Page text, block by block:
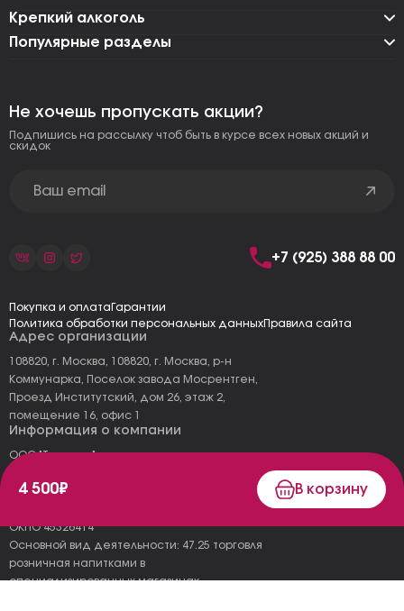
4 500₽ В корзину
Крепкий алкоголь
Популярные разделы
Адрес организации
108820, г. Москва, 108820, г. Москва, р-н
Коммунарка, Поселок завода Мосрентген,
Проезд Институтский, дом 26, этаж 2,
помещение 16, офис 1
Информация о компании
ООО "Тоскана"
КПП: 775101001
ОКПО 45326414
Основной вид деятельности: 47.25 торговля
розничная напитками в
специализированных магазинах
Не хочешь пропускать акции?
Подпишись на рассылку чтоб быть в курсе всех новых акций и
скидок
+7 (925) 388 88 00
Покупка и оплата Гарантии
Политика обработки персональных данныхПравила сайта